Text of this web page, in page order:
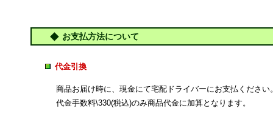
お支払方法について
代金引換
商品お届け時に、現金にて宅配ドライバーにお支払ください
代金手数料\330(税込)のみ商品代金に加算となります。